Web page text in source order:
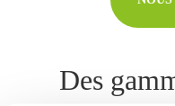
Des